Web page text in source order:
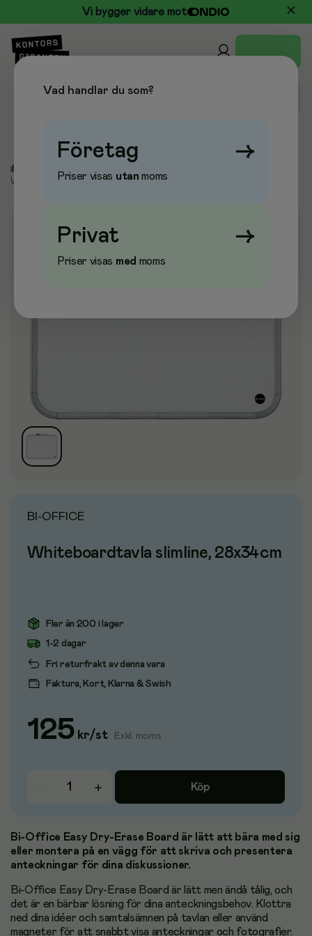
Vi bygger vidare mot
Whiteboard & Skrivtavlor/ Whiteboard Miniformat
BI-OFFICE
Whiteboardtavla slimline, 28x34cm
Fler än 200 i lager
Fri returfrakt av denna vara
1-2 dagar
Faktura, Kort, Klarna & Swish
125 kr/st Exkl. moms
Köp
Bi-Office Easy Dry-Erase Board är lätt att bära med sig
eller montera på en vägg för att skriva och presentera
anteckningar för dina diskussioner.
Bi-Office Easy Dry-Erase Board är lätt men ändå tålig, och
det är en bärbar lösning för dina anteckningsbehov. Klottra
ned dina idéer och samtalsämnen på tavlan eller använd
magneter för att snabbt visa anteckningar och fotografier.
Vad handlar du som?
Företag →
Priser visas utan moms
Privat →
Priser visas med moms